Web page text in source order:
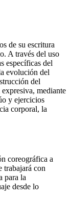
de su escritura
A través del uso
específicas del
evolución del
del
mediante
y ejercicios
corporal, la
coreográfica a
trabajará con
para la
desde lo